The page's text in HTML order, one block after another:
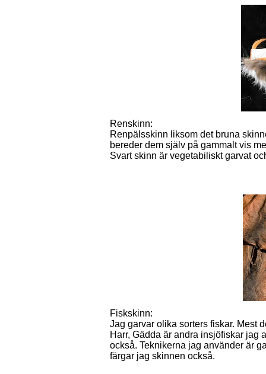
Renskinn:
Renpälsskinn liksom det bruna
bereder dem själv på gammalt vis
Svart skinn är vegetabiliskt garvat
Fiskskinn:
Jag garvar olika sorters fiskar. Mest
Harr, Gädda är andra insjöfiskar jag
också. Teknikerna jag använder är
färgar jag skinnen också.